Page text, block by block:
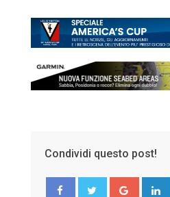
Condividi questo post!
Google+